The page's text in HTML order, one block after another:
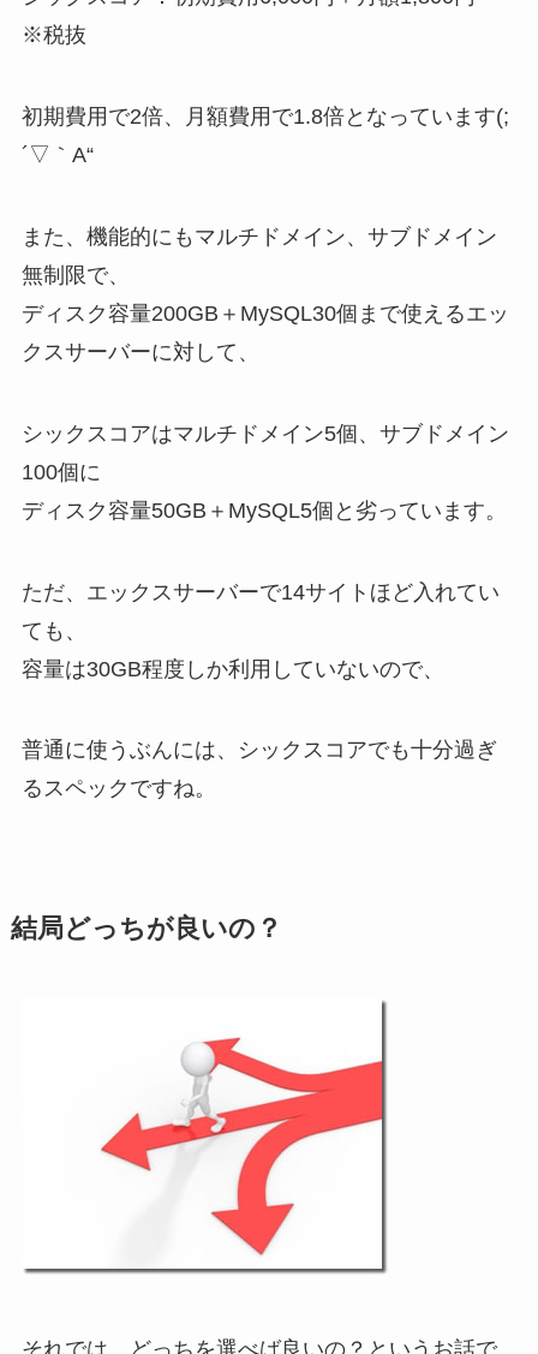
※税抜
初期費用で2倍、月額費用で1.8倍となっています(;
´▽｀A“
また、機能的にもマルチドメイン、サブドメイン
無制限で、
ディスク容量200GB＋MySQL30個まで使えるエッ
クスサーバーに対して、
シックスコアはマルチドメイン5個、サブドメイン
100個に
ディスク容量50GB＋MySQL5個と劣っています。
ただ、エックスサーバーで14サイトほど入れてい
ても、
容量は30GB程度しか利用していないので、
普通に使うぶんには、シックスコアでも十分過ぎ
るスペックですね。
結局どっちが良いの？